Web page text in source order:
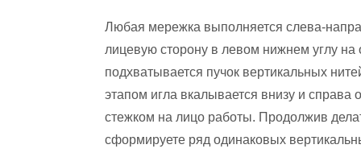
Любая мережка выполняется слева-
лицевую сторону в левом нижнем углу
подхватывается пучок вертикальных
этапом игла вкалывается внизу и справа
стежком на лицо работы. Продолжив
сформируете ряд одинаковых